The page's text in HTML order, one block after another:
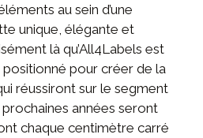
au sein d’une
unique, élégante et
là qu’All4Labels est
pour créer de la
réussiront sur le segment
années seront
chaque centimètre carré